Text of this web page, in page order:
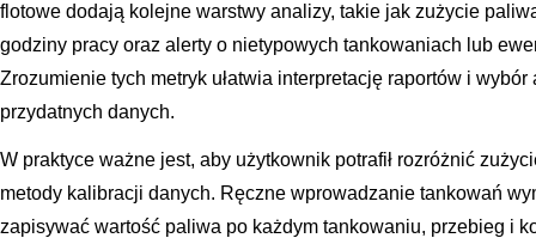
flotowe dodają kolejne warstwy analizy, takie jak zużycie
godziny pracy oraz alerty o nietypowych tankowaniach lub
Zrozumienie tych metryk ułatwia interpretację raportów i
przydatnych danych.
W praktyce ważne jest, aby użytkownik potrafił rozróżnić
metody kalibracji danych. Ręczne wprowadzanie tankowań
zapisywać wartość paliwa po każdym tankowaniu, przebieg i